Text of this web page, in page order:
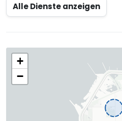
Alle Dienste anzeigen